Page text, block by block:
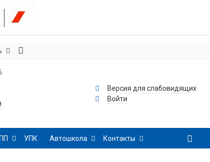
Версия для слабовидящих
Войти
УПК Автошкола Контакты